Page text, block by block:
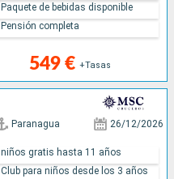
549 € +Tasas
Paquete de bebidas disponible
Pensión completa
Paranagua 26/12/2026
niños gratis hasta 11 años
Club para niños desde los 3 años